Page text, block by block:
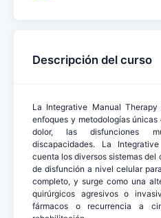
Descripción del curso
La Integrative Manual
enfoques y metodologías
dolor, las disfunciones
discapacidades. La
cuenta los diversos sistemas del
de disfunción a nivel celular
completo, y surge como una
quirúrgicos agresivos o
fármacos o recurrencia a